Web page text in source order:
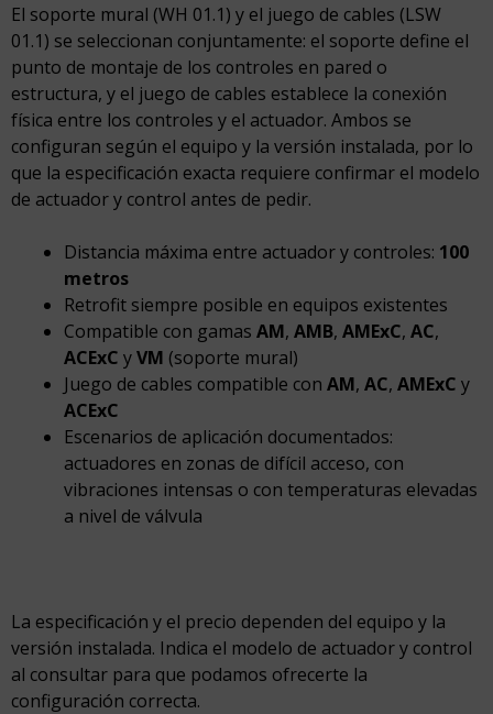
El soporte mural (WH 01.1) y el juego de cables (LSW
01.1) se seleccionan conjuntamente: el soporte define el
punto de montaje de los controles en pared o
estructura, y el juego de cables establece la conexión
física entre los controles y el actuador. Ambos se
configuran según el equipo y la versión instalada, por lo
que la especificación exacta requiere confirmar el modelo
de actuador y control antes de pedir.
Distancia máxima entre actuador y controles: 100
metros
Retrofit siempre posible en equipos existentes
Compatible con gamas AM, AMB, AMExC, AC,
ACExC yVM (soporte mural)
Juego de cables compatible con AM, AC, AMExC y
ACExC
Escenarios de aplicación documentados:
actuadores en zonas de difícil acceso, con
vibraciones intensas o con temperaturas elevadas
a nivel de válvula
La especificación y el precio dependen del equipo y la
versión instalada. Indica el modelo de actuador y control
al consultar para que podamos ofrecerte la
configuración correcta.